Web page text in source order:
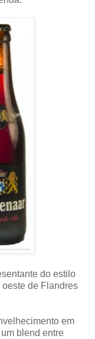
do estilo
de Flandres
em
blend entre